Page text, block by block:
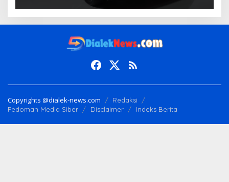
Copyrights @dialek-news.com
Redaksi
Pedoman Media Siber
Disclaimer Indeks Berita